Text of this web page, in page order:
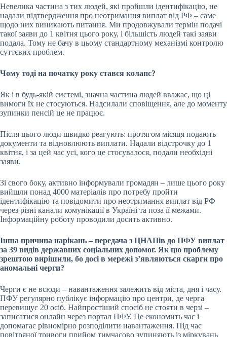
Невелика частина з тих людей, які пройшли ідентифікацію, не
надали підтвердження про неотримання виплат від РФ – саме
щодо них виникають питання. Ми продовжували термін подачі
такої заяви до 1 квітня цього року, і більшість людей такі заяви
подала. Тому не бачу в цьому стандартному механізмі контролю
суттєвих проблем.
Чому тоді на початку року стався колапс?
Як і в будь-якій системі, значна частина людей вважає, що ці
вимоги їх не стосуються. Надсилали сповіщення, але до моменту
зупинки пенсій це не працює.
Після цього люди швидко реагують: протягом місяця подають
документи та відновлюють виплати. Надали відстрочку до 1
квітня, і за цей час усі, кого це стосувалося, подали необхідні
заяви.
Зі свого боку, активно інформували громадян – лише цього року
вийшли понад 4000 матеріалів про потребу пройти
ідентифікацію та повідомити про неотримання виплат від РФ
через різні канали комунікації в Україні та поза її межами.
Інформаційну роботу проводили досить активно.
Інша причина нарікань – передача з ЦНАПів до ПФУ виплат
за 39 видів державних соціальних допомог. Як цю проблему
зрештою вирішили, бо досі в мережі зʼявляються скарги про
аномальні черги?
Черги є не всюди – навантаження залежить від міста, дня і часу.
ПФУ регулярно публікує інформацію про центри, де черга
перевищує 20 осіб. Найпростіший спосіб не стояти в черзі –
записатися онлайн через портал ПФУ. Це економить час і
допомагає рівномірно розподілити навантаження. Під час
повітряної тривоги прийом тимчасово зупиняють із міркувань